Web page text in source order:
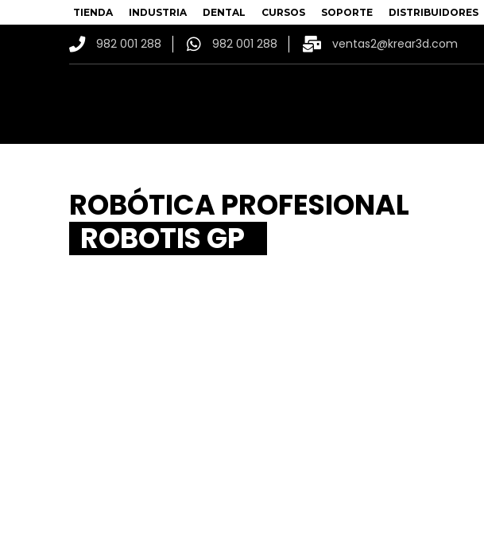
TIENDA INDUSTRIA DENTAL CURSOS SOPORTE DISTRIBUIDORES
982 001 288 982 001 288 ventas2@krear3d.com
ROBÓTICA PROFESIONAL
ROBOTIS GP